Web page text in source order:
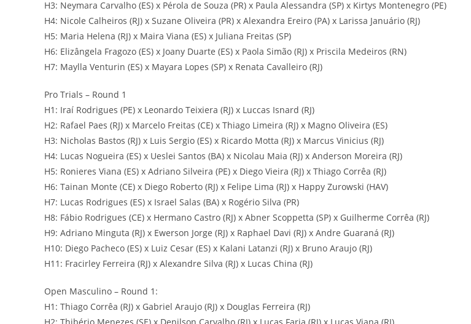
H3: Neymara Carvalho (ES) x Pérola de Souza (PR) x Paula Alessandra (SP) x Kirtys Montenegro (PE)
H4: Nicole Calheiros (RJ) x Suzane Oliveira (PR) x Alexandra Ereiro (PA) x Larissa Januário (RJ)
H5: Maria Helena (RJ) x Maira Viana (ES) x Juliana Freitas (SP)
H6: Elizângela Fragozo (ES) x Joany Duarte (ES) x Paola Simão (RJ) x Priscila Medeiros (RN)
H7: Maylla Venturin (ES) x Mayara Lopes (SP) x Renata Cavalleiro (RJ)
Pro Trials – Round 1
H1: Iraí Rodrigues (PE) x Leonardo Teixiera (RJ) x Luccas Isnard (RJ)
H2: Rafael Paes (RJ) x Marcelo Freitas (CE) x Thiago Limeira (RJ) x Magno Oliveira (ES)
H3: Nicholas Bastos (RJ) x Luis Sergio (ES) x Ricardo Motta (RJ) x Marcus Vinicius (RJ)
H4: Lucas Nogueira (ES) x Ueslei Santos (BA) x Nicolau Maia (RJ) x Anderson Moreira (RJ)
H5: Ronieres Viana (ES) x Adriano Silveira (PE) x Diego Vieira (RJ) x Thiago Corrêa (RJ)
H6: Tainan Monte (CE) x Diego Roberto (RJ) x Felipe Lima (RJ) x Happy Zurowski (HAV)
H7: Lucas Rodrigues (ES) x Israel Salas (BA) x Rogério Silva (PR)
H8: Fábio Rodrigues (CE) x Hermano Castro (RJ) x Abner Scoppetta (SP) x Guilherme Corrêa (RJ)
H9: Adriano Minguta (RJ) x Ewerson Jorge (RJ) x Raphael Davi (RJ) x Andre Guaraná (RJ)
H10: Diego Pacheco (ES) x Luiz Cesar (ES) x Kalani Latanzi (RJ) x Bruno Araujo (RJ)
H11: Fracirley Ferreira (RJ) x Alexandre Silva (RJ) x Lucas China (RJ)
Open Masculino – Round 1:
H1: Thiago Corrêa (RJ) x Gabriel Araujo (RJ) x Douglas Ferreira (RJ)